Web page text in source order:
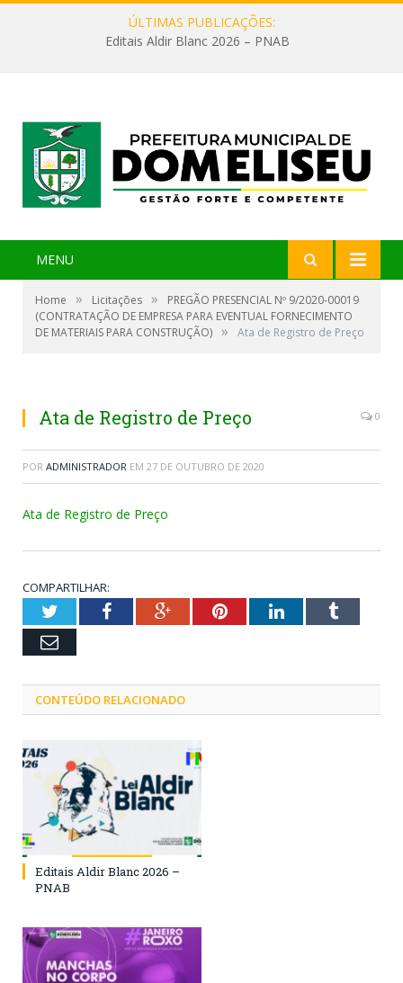
ÚLTIMAS PUBLICAÇÕES:
Editais Aldir Blanc 2026 – PNAB
MENU
Home » Licitações »
PREGÃO PRESENCIAL Nº 9/2020-00019
(CONTRATAÇÃO DE EMPRESA PARA EVENTUAL FORNECIMENTO
DE MATERIAIS PARA CONSTRUÇÃO) » Ata de Registro de Preço
Ata de Registro de Preço 0
POR ADMINISTRADOR EM 27 DE OUTUBRO DE 2020
Ata de Registro de Preço
COMPARTILHAR:
TwitterFacebookGoogle+PinterestLinkedInTumblr
Email
CONTEÚDO RELACIONADO
Editais Aldir Blanc 2026 –
PNAB